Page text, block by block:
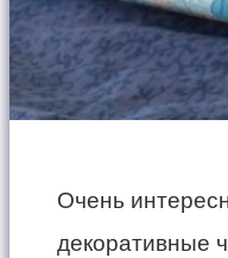
Очень
декоративные